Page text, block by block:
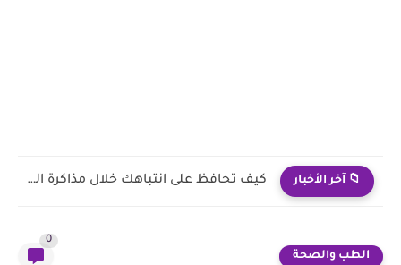
📁 آخر الأخبار طرق مثبتة لتعزيز التركيز في مرحلة المذاكرة
الطب والصحة
0